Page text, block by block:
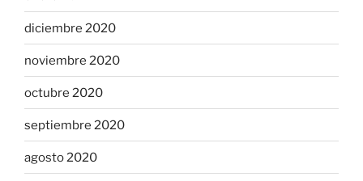
diciembre 2020
noviembre 2020
octubre 2020
septiembre 2020
agosto 2020